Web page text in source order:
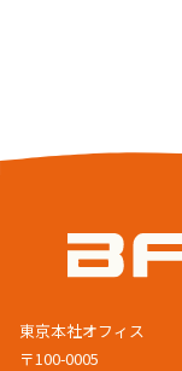
東京本社オフィス
〒100-0005